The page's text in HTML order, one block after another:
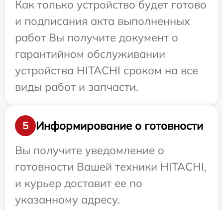
Как только устройство будет готово
и подписания акта выполненных
работ Вы получите документ о
гарантийном обслуживании
устройства HITACHI сроком на все
виды работ и запчасти.
5
Информирование о готовности
Вы получите уведомление о
готовности Вашей техники HITACHI,
и курьер доставит ее по
указанному адресу.